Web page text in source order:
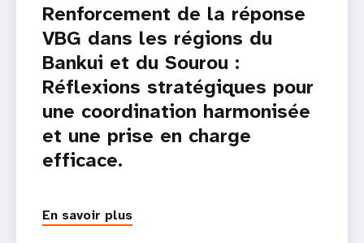
Renforcement de la réponse
VBG dans les régions du
Bankui et du Sourou :
Réflexions stratégiques pour
une coordination harmonisée
et une prise en charge
efficace.
En savoir plus